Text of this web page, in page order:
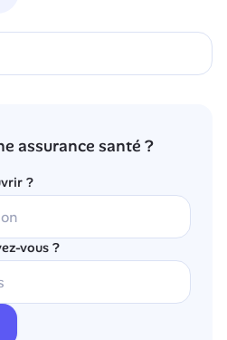
assurance santé ?
?
vous ?